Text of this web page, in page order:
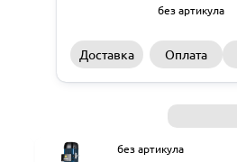
без артикула
Доставка Оплата
без артикула